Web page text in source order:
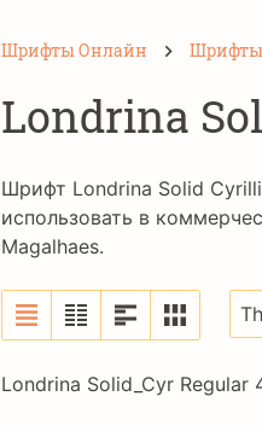
Шрифты Онлайн Шрифты
Londrina
Шрифт Londrina Solid
использовать в
Magalhaes.
Londrina Solid_Cyr Regular